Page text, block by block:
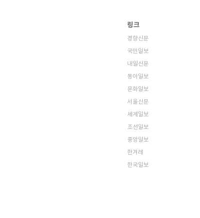
링크
경향신문
국민일보
내일신문
동아일보
문화일보
서울신문
세계일보
조선일보
중앙일보
한겨레
한국일보